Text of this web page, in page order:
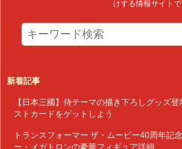
けする情報サイトで
新着記事
【日本三國】侍テーマの描き下ろしグッズ
ストカードをゲットしよう
トランスフォーマー ザ・ムービー40周年記
ー・メガトロンの豪華フィギュア詳細